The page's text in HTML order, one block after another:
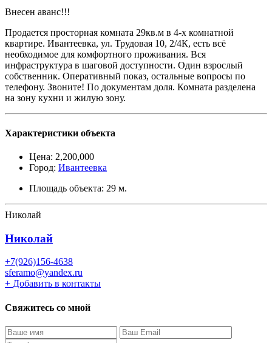
Внесен аванс!!!
Продается просторная комната 29кв.м в 4-х комнатной
квартире. Ивантеевка, ул. Трудовая 10, 2/4К, есть всё
необходимое для комфортного проживания. Вся
инфраструктура в шаговой доступности. Один взрослый
собственник. Оперативный показ, остальные вопросы по
телефону. Звоните! По документам доля. Комната разделена
на зону кухни и жилую зону.
Характеристики объекта
Цена: 2,200,000
Город: Ивантеевка
Площадь объекта: 29 м.
Николай
Николай
+7(926)156-4638
sferamo@yandex.ru
+ Добавить в контакты
Свяжитесь со мной